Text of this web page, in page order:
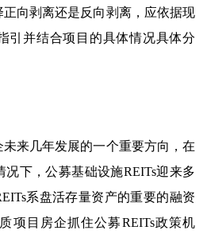
向剥离还是反向剥离，应依据现
引并结合项目的具体情况具体分
来几年发展的一个重要方向，在
况下，公募基础设施REITs迎来多
系盘活存量资产的重要的融资
项目房企抓住公募REITs政策机